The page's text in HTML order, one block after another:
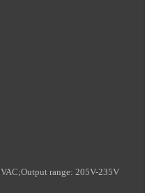
range: 205V-235V